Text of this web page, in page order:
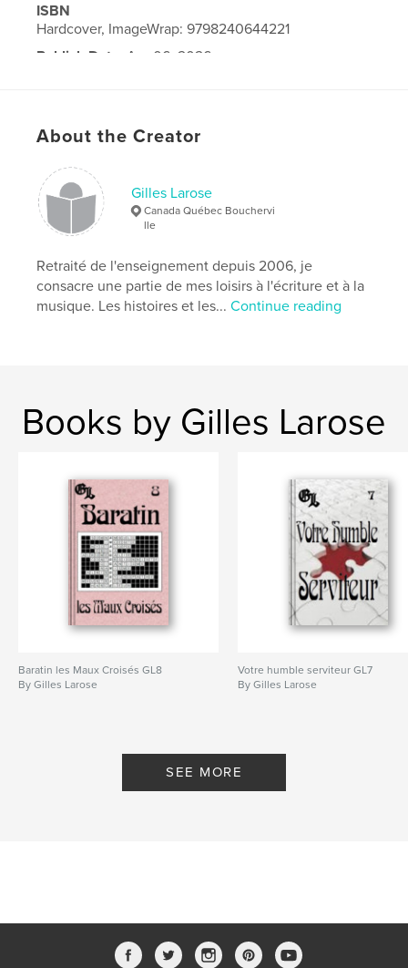
ISBN
Hardcover, ImageWrap: 9798240644221
Publish Date:
Apr 06, 2026
About the Creator
Gilles Larose
Canada Québec Bouchervi
lle
Retraité de l'enseignement depuis 2006, je
consacre une partie de mes loisirs à l'écriture et à la
musique. Les histoires et les...Continue reading
Books by Gilles Larose
Baratin les Maux Croisés GL8
By Gilles Larose
Votre humble serviteur GL7
By Gilles Larose
SEE MORE